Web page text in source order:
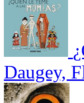
Daugey,